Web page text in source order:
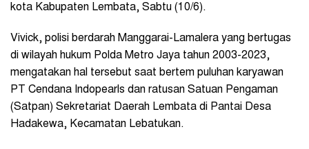
kota Kabupaten Lembata, Sabtu (10/6).
Vivick, polisi berdarah Manggarai-Lamalera yang bertugas
di wilayah hukum Polda Metro Jaya tahun 2003-2023,
mengatakan hal tersebut saat bertem puluhan karyawan
PT Cendana Indopearls dan ratusan Satuan Pengaman
(Satpan) Sekretariat Daerah Lembata di Pantai Desa
Hadakewa, Kecamatan Lebatukan.